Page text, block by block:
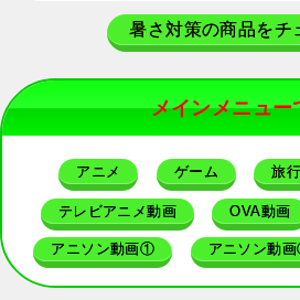
暑さ対策の商品をチ
メインメニュー
アニメ ゲーム 旅行
テレビアニメ動画 OVA動画
アニソン動画① アニソン動